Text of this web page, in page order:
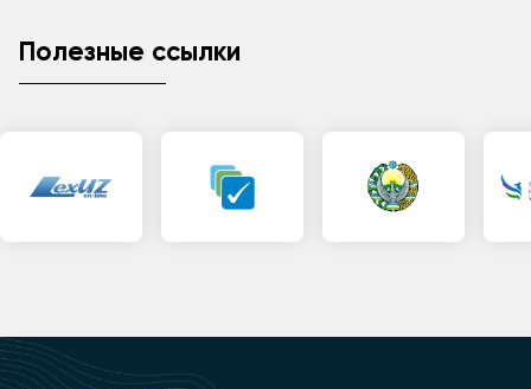
Полезные ссылки